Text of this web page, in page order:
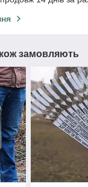
замовляють